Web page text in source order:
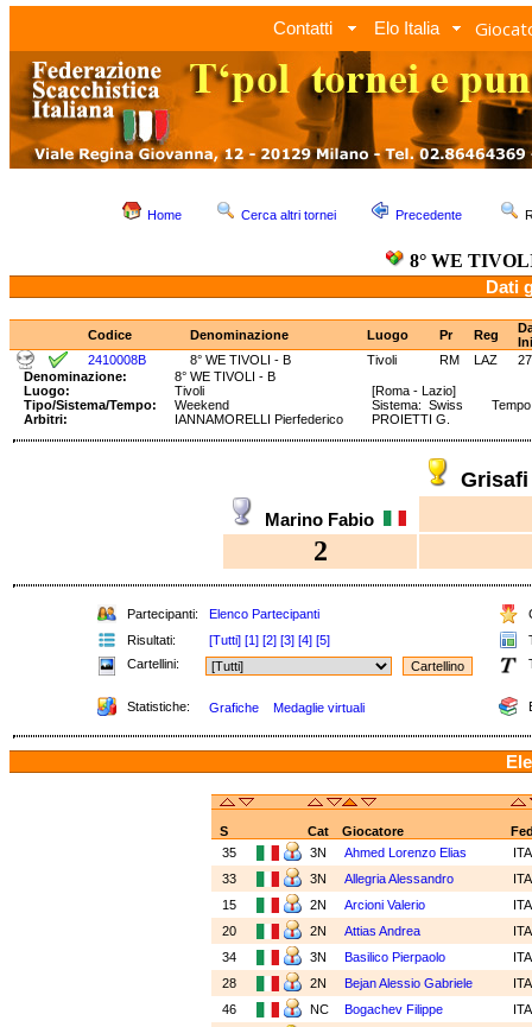
Contatti Elo Italia
Home Cerca altri tornei Precedente
8° WE
Dati
Codice Denominazione Luogo Pr Reg
2410008B
8° WE TIVOLI - B Tivoli RM LAZ
Denominazione:
8° WE TIVOLI - B
Luogo:
Tivoli
[Roma - Lazio]
Tipo/Sistema/Tempo:
Weekend
Sistema: Swiss Tempo:
Arbitri:
IANNAMORELLI Pierfederico PROIETTI G.
Marino Fabio
2
Partecipanti: Elenco Partecipanti
Risultati:
[Tutti] [1] [2] [3] [4] [5]
Cartellini:
Statistiche: Grafiche Medaglie virtuali
S Cat Giocatore
35
3N Ahmed Lorenzo Elias
33
3N Allegria Alessandro
15
2N Arcioni Valerio
20
2N Attias Andrea
34
3N Basilico Pierpaolo
28
2N Bejan Alessio Gabriele
46
NC Bogachev Filippe